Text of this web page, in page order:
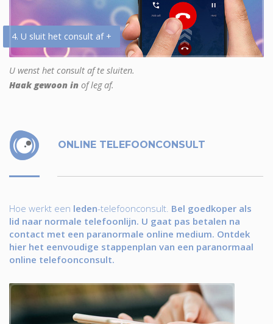
4. U sluit het consult af +
U wenst het consult af te sluiten.
Haak gewoon in of leg af.
ONLINE TELEFOONCONSULT
Hoe werkt een leden-telefoonconsult. Bel goedkoper als
lid naar normale telefoonlijn. U gaat pas betalen na
contact met een paranormale online medium. Ontdek
hier het eenvoudige stappenplan van een paranormaal
online telefoonconsult.